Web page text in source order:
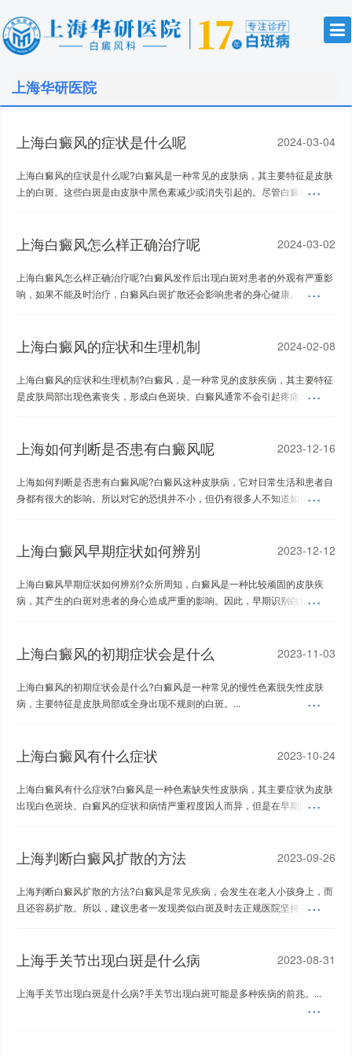
上海华研医院
上海白癜风的症状是什么呢 2024-03-04
上海白癜风的症状是什么呢?白癜风是一种常见的皮肤病，其主要特征是皮肤
上的白斑。这些白斑是由皮肤中黑色素减少或消失引起的。尽管白癜风不会
上海白癜风怎么样正确治疗呢 2024-03-02
上海白癜风怎么样正确治疗呢?白癜风发作后出现白斑对患者的外观有严重影
响，如果不能及时治疗，白癜风白斑扩散还会影响患者的身心健康。...
上海白癜风的症状和生理机制 2024-02-08
上海白癜风的症状和生理机制?白癜风，是一种常见的皮肤疾病，其主要特征
是皮肤局部出现色素丧失，形成白色斑块。白癜风通常不会引起疼痛或其他
上海如何判断是否患有白癜风呢 2023-12-16
上海如何判断是否患有白癜风呢?白癜风这种皮肤病，它对日常生活和患者自
身都有很大的影响。所以对它的恐惧并不小，但仍有很多人不知道如何看待
上海白癜风早期症状如何辨别 2023-12-12
上海白癜风早期症状如何辨别?众所周知，白癜风是一种比较顽固的皮肤疾
病，其产生的白斑对患者的身心造成严重的影响。因此，早期识别白癜风症
上海白癜风的初期症状会是什么 2023-11-03
上海白癜风的初期症状会是什么?白癜风是一种常见的慢性色素脱失性皮肤
病，主要特征是皮肤局部或全身出现不规则的白斑。...
上海白癜风有什么症状 2023-10-24
上海白癜风有什么症状?白癜风是一种色素缺失性皮肤病，其主要症状为皮肤
出现白色斑块。白癜风的症状和病情严重程度因人而异，但是在早期阶段，
上海判断白癜风扩散的方法 2023-09-26
上海判断白癜风扩散的方法?白癜风是常见疾病，会发生在老人小孩身上，而
且还容易扩散。所以，建议患者一发现类似白斑及时去正规医院坚持治疗。...
上海手关节出现白斑是什么病 2023-08-31
上海手关节出现白斑是什么病?手关节出现白斑可能是多种疾病的前兆。...